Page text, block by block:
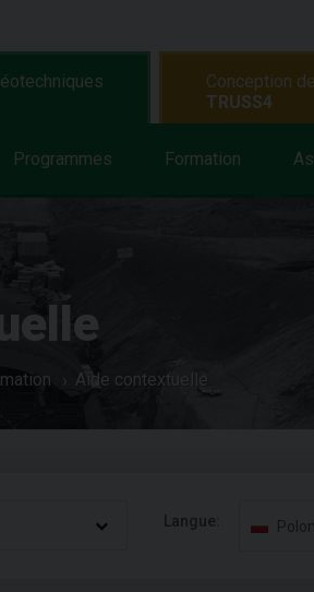
Programmes Formation
Conception
TRUSS4
Aide contextuelle
Langue: